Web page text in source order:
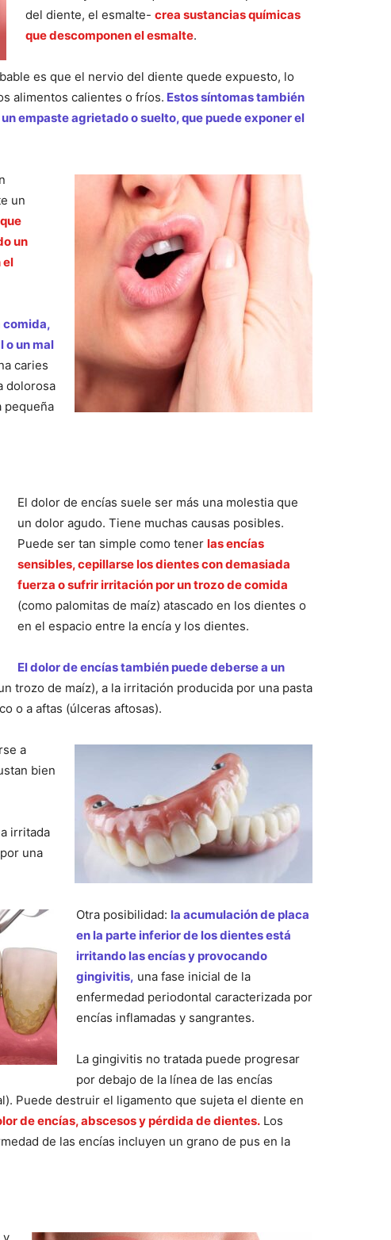
del diente, el esmalte- crea sustancias químicas
que descomponen el esmalte.
es que el nervio del diente quede expuesto, lo
alimentos calientes o fríos. Estos síntomas también
empaste agrietado o suelto, que puede exponer el
un
un
el
comida,
o un mal
caries
dolorosa
pequeña
El dolor de encías suele ser más una molestia que
un dolor agudo. Tiene muchas causas posibles.
Puede ser tan simple como tener las encías
sensibles, cepillarse los dientes con demasiada
fuerza o sufrir irritación por un trozo de comida
(como palomitas de maíz) atascado en los dientes o
en el espacio entre la encía y los dientes.
El dolor de encías también puede deberse a un
trozo de maíz), a la irritación producida por una pasta
o a aftas (úlceras aftosas).
a
bien
irritada
una
Otra posibilidad: la acumulación de placa
en la parte inferior de los dientes está
irritando las encías y provocando
gingivitis, una fase inicial de la
enfermedad periodontal caracterizada por
encías inflamadas y sangrantes.
La gingivitis no tratada puede progresar
por debajo de la línea de las encías
Puede destruir el ligamento que sujeta el diente en
de encías, abscesos y pérdida de dientes. Los
de las encías incluyen un grano de pus en la
y